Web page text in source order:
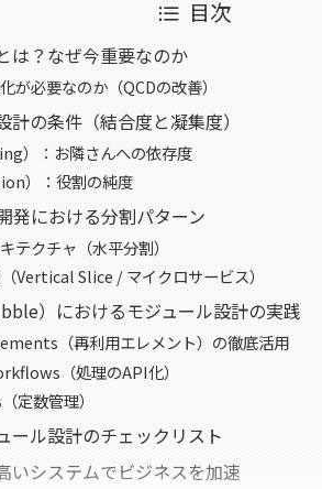
目次
は？なぜ今重要なのか
が必要なのか（QCDの改善）
計の条件（結合度と凝集度）
）：お隣さんへの依存度
）：役割の純度
発における分割パターン
テクチャ（水平分割）
Vertical Slice / マイクロサービス）
）におけるモジュール設計の実践
（再利用エレメント）の徹底活用
（処理のAPI化）
数管理）
ール設計のチェックリスト
いシステムでビジネスを加速